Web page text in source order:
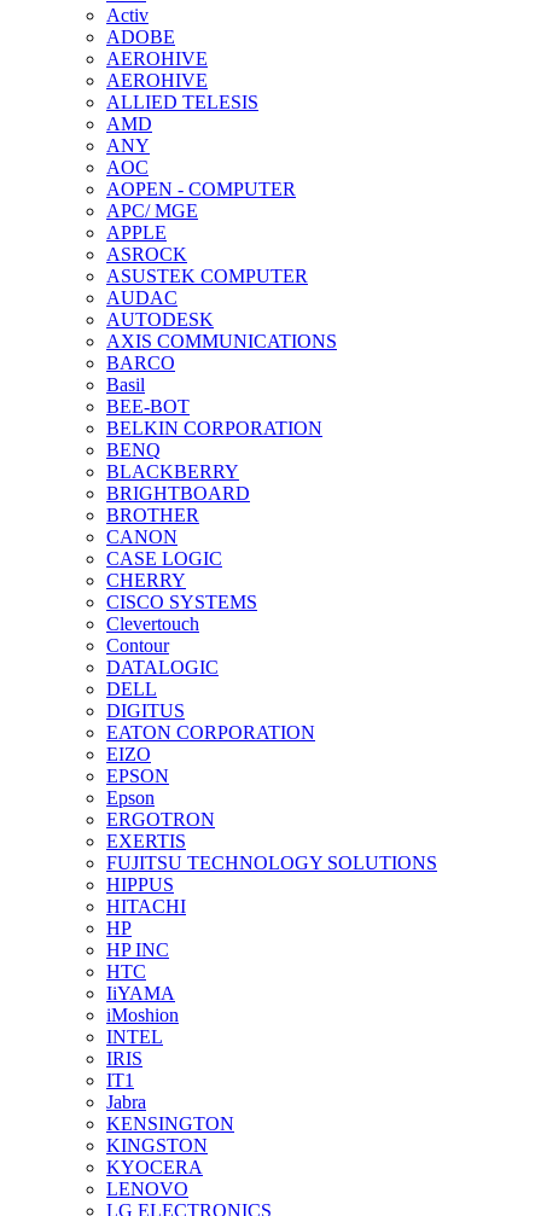
Activ
ADOBE
AEROHIVE
AEROHIVE
ALLIED TELESIS
AMD
ANY
AOC
AOPEN - COMPUTER
APC/ MGE
APPLE
ASROCK
ASUSTEK COMPUTER
AUDAC
AUTODESK
AXIS COMMUNICATIONS
BARCO
Basil
BEE-BOT
BELKIN CORPORATION
BENQ
BLACKBERRY
BRIGHTBOARD
BROTHER
CANON
CASE LOGIC
CHERRY
CISCO SYSTEMS
Clevertouch
Contour
DATALOGIC
DELL
DIGITUS
EATON CORPORATION
EIZO
EPSON
Epson
ERGOTRON
EXERTIS
FUJITSU TECHNOLOGY SOLUTIONS
HIPPUS
HITACHI
HP
HP INC
HTC
IiYAMA
iMoshion
INTEL
IRIS
IT1
Jabra
KENSINGTON
KINGSTON
KYOCERA
LENOVO
LG ELECTRONICS